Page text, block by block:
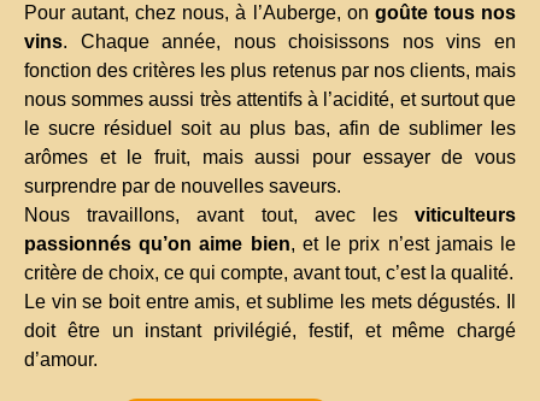
Pour autant, chez nous, à l’Auberge, on goûte tous nos
vins. Chaque année, nous choisissons nos vins en
fonction des critères les plus retenus par nos clients, mais
nous sommes aussi très attentifs à l’acidité, et surtout que
le sucre résiduel soit au plus bas, afin de sublimer les
arômes et le fruit, mais aussi pour essayer de vous
surprendre par de nouvelles saveurs.
Nous travaillons, avant tout, avec les viticulteurs
passionnés qu’on aime bien, et le prix n’est jamais le
critère de choix, ce qui compte, avant tout, c’est la qualité.
Le vin se boit entre amis, et sublime les mets dégustés. Il
doit être un instant privilégié, festif, et même chargé
d’amour.